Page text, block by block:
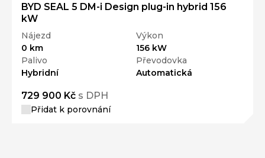
BYD SEAL 5 DM-i Design plug-in hybrid 156
kW
Nájezd
0 km
Výkon
156 kW
Palivo
Hybridní
Převodovka
Automatická
729 900 Kč s DPH
Přidat k porovnání